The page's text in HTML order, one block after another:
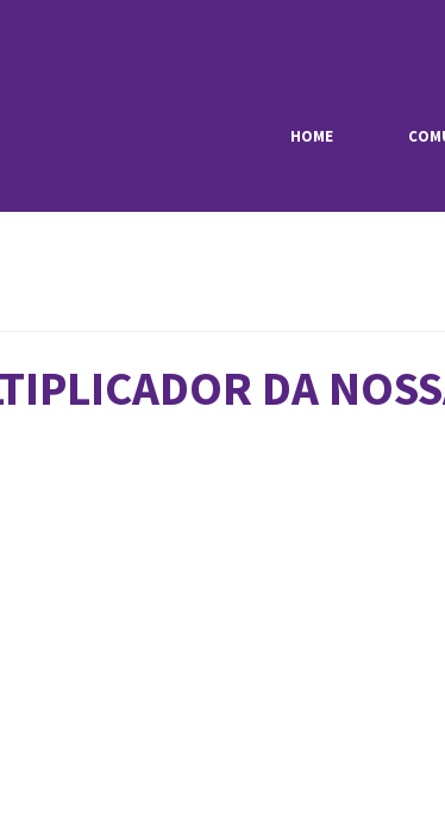
HOME
DA